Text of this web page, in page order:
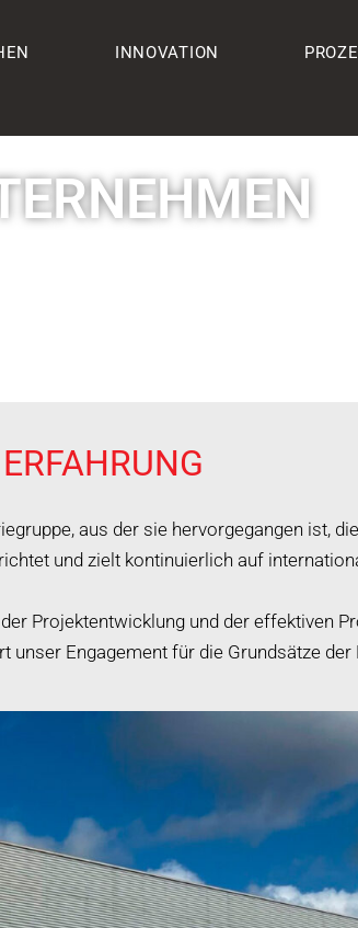
INNOVATION
aus der sie hervorgegangen ist,
und zielt kontinuierlich auf
Projektentwicklung und der effektiven
Engagement für die Grundsätze der